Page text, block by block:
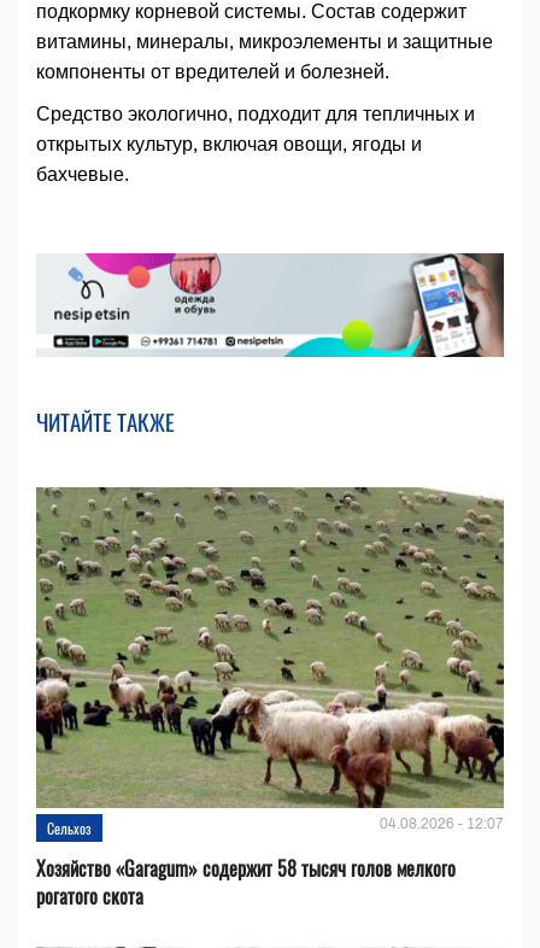
подкормку корневой системы. Состав содержит
витамины, минералы, микроэлементы и защитные
компоненты от вредителей и болезней.
Средство экологично, подходит для тепличных и
открытых культур, включая овощи, ягоды и
бахчевые.
ЧИТАЙТЕ ТАКЖЕ
Сельхоз 04.08.2026 - 12:07
Хозяйство «Garagum» содержит 58 тысяч голов мелкого
рогатого скота